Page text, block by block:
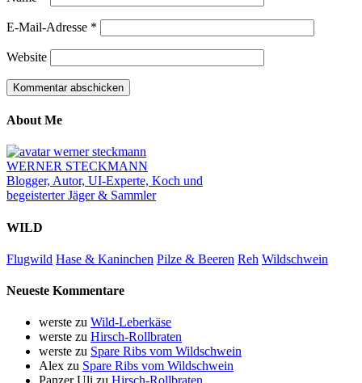
E-Mail-Adresse *
Website
About Me
WERNER STECKMANN
Blogger, Autor, UI-Experte, Koch und
begeisterter Jäger & Sammler
WILD
Flugwild Hase & Kaninchen Pilze & Beeren Reh Wildschwein
Neueste Kommentare
werste zu Wild-Leberkäse
werste zu Hirsch-Rollbraten
werste zu Spare Ribs vom Wildschwein
Alex zu Spare Ribs vom Wildschwein